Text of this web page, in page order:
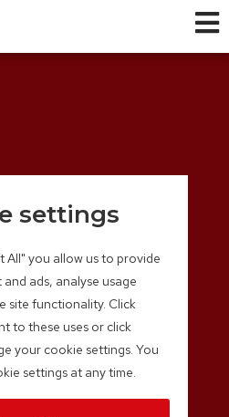
settings
All" you allow us to provide
ads, analyse usage
site functionality. Click
to these uses or click
your cookie settings. You
settings at any time.